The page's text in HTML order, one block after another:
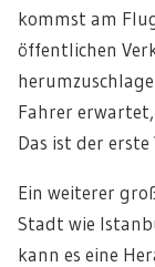
kommst am
öffentlichen
Fahrer
Das ist der erste
Ein weiterer
Stadt wie
kann es eine